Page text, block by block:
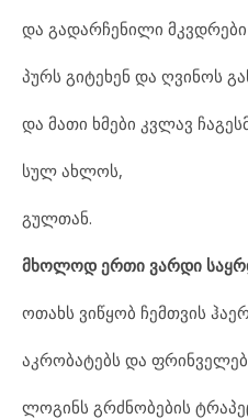
და გადარჩენილი მკვდრები
პურს გიტეხენ და ღვინოს
და მათი ხმები კვლავ
სულ ახლოს,
გულთან.
მხოლოდ ერთი ვარდი
ოთახს ვიწყობ ჩემთვის
აკრობატებს და
ლოგინს გრძნობების